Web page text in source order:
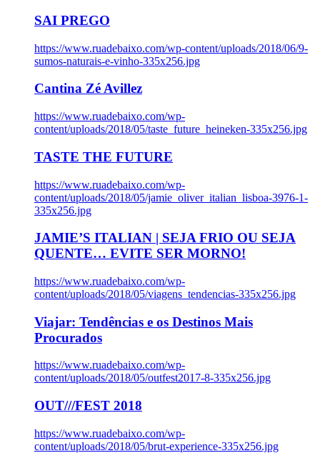
SAI PREGO
https://www.ruadebaixo.com/wp-content/uploads/2018/06/9-
sumos-naturais-e-vinho-335x256.jpg
Cantina Zé Avillez
https://www.ruadebaixo.com/wp-
content/uploads/2018/05/taste_future_heineken-335x256.jpg
TASTE THE FUTURE
https://www.ruadebaixo.com/wp-
content/uploads/2018/05/jamie_oliver_italian_lisboa-3976-1-
335x256.jpg
JAMIE’S ITALIAN | SEJA FRIO OU SEJA
QUENTE… EVITE SER MORNO!
https://www.ruadebaixo.com/wp-
content/uploads/2018/05/viagens_tendencias-335x256.jpg
Viajar: Tendências e os Destinos Mais
Procurados
https://www.ruadebaixo.com/wp-
content/uploads/2018/05/outfest2017-8-335x256.jpg
OUT///FEST 2018
https://www.ruadebaixo.com/wp-
content/uploads/2018/05/brut-experience-335x256.jpg